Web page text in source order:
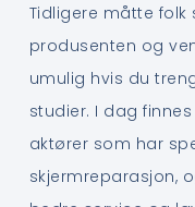
Tidligere måtte folk
produsenten og
umulig hvis du
studier. I dag
aktører som har
skjermreparasjon,